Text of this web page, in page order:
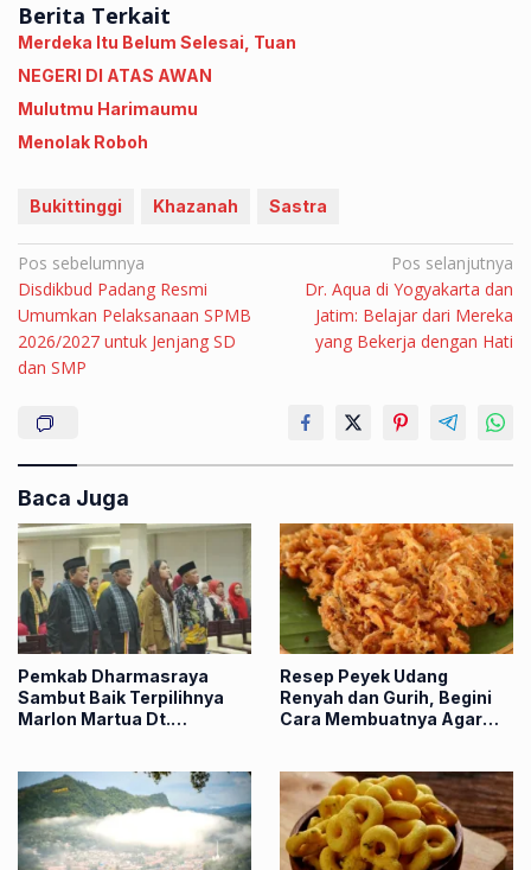
Berita Terkait
Merdeka Itu Belum Selesai, Tuan
NEGERI DI ATAS AWAN
Mulutmu Harimaumu
Menolak Roboh
Bukittinggi Khazanah Sastra
Navigasi
pos
Pos sebelumnya
Disdikbud Padang Resmi
Umumkan Pelaksanaan SPMB
2026/2027 untuk Jenjang SD
dan SMP
Pos selanjutnya
Dr. Aqua di Yogyakarta dan
Jatim: Belajar dari Mereka
yang Bekerja dengan Hati
Baca Juga
Pemkab Dharmasraya
Sambut Baik Terpilihnya
Marlon Martua Dt.
Resep Peyek Udang
Renyah dan Gurih, Begini
Cara Membuatnya Agar